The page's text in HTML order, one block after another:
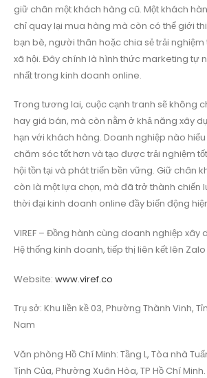
giữ chân một khách hàng cũ. Một khách
chỉ quay lại mua hàng mà còn có thể giới
bạn bè, người thân hoặc chia sẻ trải
xã hội. Đây chính là hình thức marketing tự
nhất trong kinh doanh online.
Trong tương lai, cuộc cạnh tranh sẽ không
hay giá bán, mà còn nằm ở khả năng xây
hạn với khách hàng. Doanh nghiệp nào
chăm sóc tốt hơn và tạo được trải nghiệm
hội tồn tại và phát triển bền vững. Giữ chân
còn là một lựa chọn, mà đã trở thành chiến
thời đại kinh doanh online đầy biến động
VIREF – Đồng hành cùng doanh nghiệp xây
Hệ thống kinh doanh, tiếp thị liên kết lên
Website: www.viref.co
Trụ sở: Khu liền kề 03, Phường Thành Vinh,
Nam
Văn phòng Hồ Chí Minh: Tầng L, Tòa nhà
Tịnh Của, Phường Xuân Hòa, TP Hồ Chí Minh.